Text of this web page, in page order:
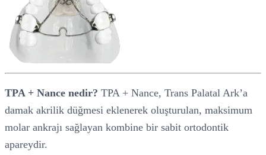
TPA + Nance nedir? TPA + Nance, Trans Palatal Ark’a
damak akrilik düğmesi eklenerek oluşturulan, maksimum
molar ankrajı sağlayan kombine bir sabit ortodontik
apareydir.